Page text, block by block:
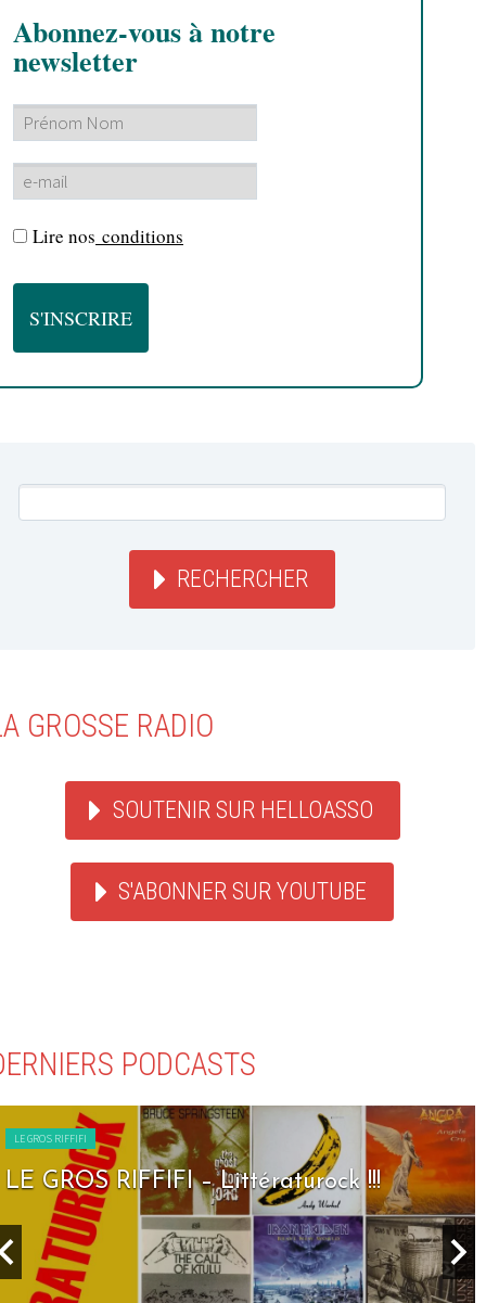
Abonnez-vous à notre
newsletter
Lire nos conditions
RECHERCHER
GROSSE RADIO
SOUTENIR SUR HELLOASSO
S'ABONNER SUR YOUTUBE
PODCASTS
LE GROS RIFFIFI
LE GROS RIFFIFI – Seven Days To Rock !!!